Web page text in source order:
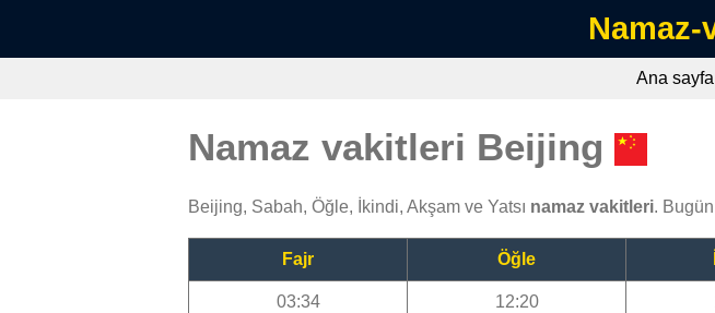
Ana sayfa
Namaz vakitleri Beijing
Beijing, Sabah, Öğle, İkindi, Akşam ve Yatsı namaz vakitleri.
Fajr Öğle
03:34 12:20